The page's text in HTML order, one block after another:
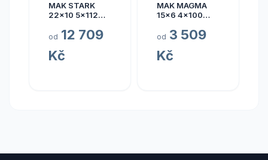
MAK STARK
22x10 5x112
od 12 709
Kč
MAK MAGMA
15x6 4x100
od 3 509
Kč